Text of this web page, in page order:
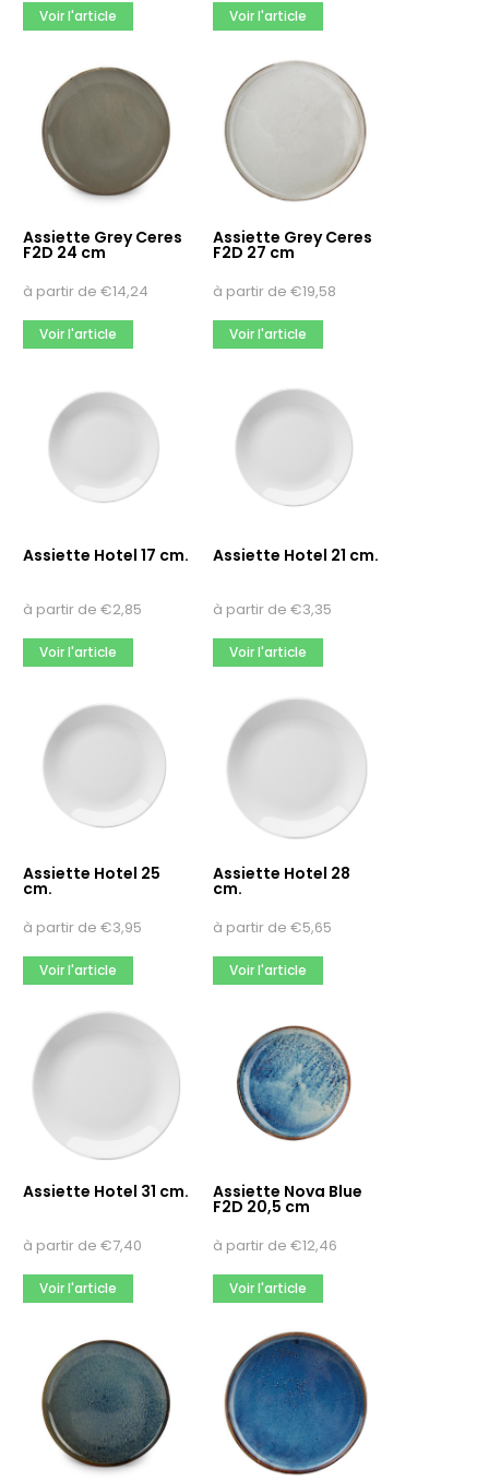
Voir l'article Voir l'article
Assiette Grey Ceres
F2D 24 cm
à partir de €14,24
Voir l'article
Assiette Grey Ceres
F2D 27 cm
à partir de€19,58
Voir l'article
Assiette Hotel 17 cm.
à partir de €2,85
Voir l'article
Assiette Hotel 21 cm.
à partir de€3,35
Voir l'article
Assiette Hotel 25
cm.
à partir de €3,95
Voir l'article
Assiette Hotel 28
cm.
à partir de€5,65
Voir l'article
Assiette Hotel 31 cm.
à partir de €7,40
Voir l'article
Assiette Nova Blue
F2D 20,5 cm
à partir de€12,46
Voir l'article